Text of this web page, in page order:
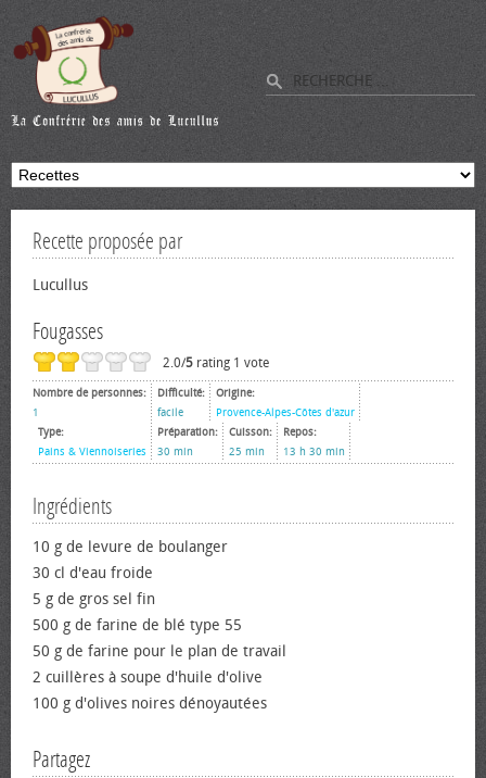
Recette proposée par
Lucullus
Fougasses
2.0/5 rating 1 vote
Nombre de personnes:
1
Difficulté:
facile
Origine:
Provence-Alpes-Côtes d'azur
Type:
Pains & Viennoiseries
Préparation:
30 min
Cuisson:
25 min
Repos:
13 h 30 min
Ingrédients
10 g de levure de boulanger
30 cl d'eau froide
5 g de gros sel fin
500 g de farine de blé type 55
50 g de farine pour le plan de travail
2 cuillères à soupe d'huile d'olive
100 g d'olives noires dénoyautées
Partagez